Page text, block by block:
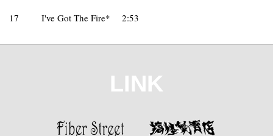
17
I've Got The Fire* 2:53
LINK